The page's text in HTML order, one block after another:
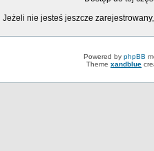
Jeżeli nie jesteś jeszcze
Powered by phpBB
Theme xandblue